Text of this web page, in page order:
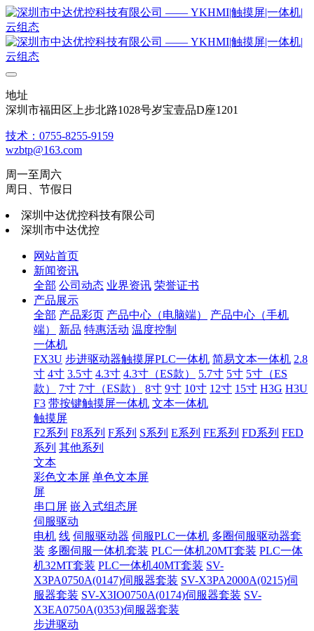
地址
深圳市福田区上步北路1028号岁宝壹品D座1201
技术：0755-8255-9159
wzbtp@163.com
周一至周六
周日、节假日
深圳中达优控科技有限公司
深圳市中达优控
网站首页
新闻资讯
全部 公司动态 业界资讯 荣誉证书
产品展示
全部 产品彩页 产品中心（电脑端）
产品中心（手机
端）
新品 特惠活动 温度控制
一体机
FX3U 步进驱动器触摸屏PLC一体机 简易文本一体机 2.8
寸 4寸 3.5寸 4.3寸 4.3寸（ES款） 5.7寸 5寸 5寸（ES
款）
7寸 7寸（ES款） 8寸 9寸 10寸 12寸 15寸 H3G H3U
F3 带按键触摸屏一体机 文本一体机
触摸屏
F2系列 F8系列 F系列 S系列 E系列 FE系列 FD系列 FED
系列 其他系列
文本
彩色文本屏 单色文本屏
屏
串口屏 嵌入式组态屏
伺服驱动
电机 线 伺服驱动器 伺服PLC一体机 多圈伺服驱动器套
装 多圈伺服一体机套装 PLC一体机20MT套装 PLC一体
机32MT套装 PLC一体机40MT套装 SV-
X3PA0750A(0147)伺服器套装 SV-X3PA2000A(0215)伺
服器套装 SV-X3IO0750A(0174)伺服器套装 SV-
X3EA0750A(0353)伺服器套装
步进驱动